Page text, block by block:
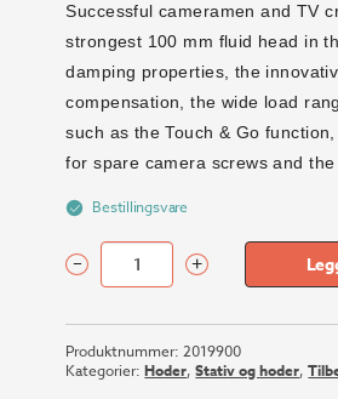
var:
kr 96
960.
Successful cameramen and TV
strongest 100 mm fluid head in
damping properties, the
compensation, the wide load
such as the Touch & Go
for spare camera screws and
Bestillingsvare
Sachtler
20
S1
antall
– +
Produktnummer:2019900
Kategorier:Hoder,Stativ og hoder,